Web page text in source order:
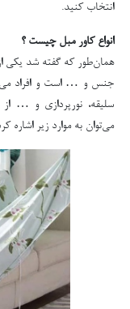
انتخاب کنید.
انواع کاور مبل چیست ؟
همان‌طور که گفته شد یکی
جنس و … است و افراد
سلیقه، نورپردازی و … از
می‌توان به موارد زیر اشاره